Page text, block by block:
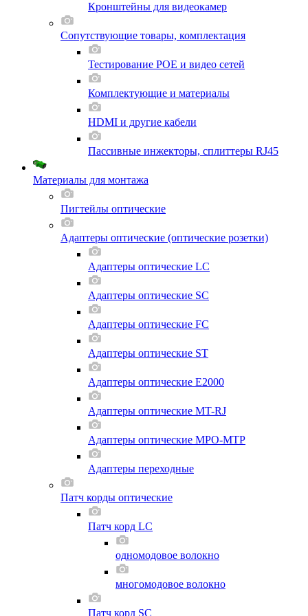
Кронштейны для видеокамер
Сопутствующие товары, комплектация
Тестирование POE и видео сетей
Комплектующие и материалы
HDMI и другие кабели
Пассивные инжекторы, сплиттеры RJ45
Материалы для монтажа
Пигтейлы оптические
Адаптеры оптические (оптические розетки)
Адаптеры оптические LC
Адаптеры оптические SC
Адаптеры оптические FC
Адаптеры оптические ST
Адаптеры оптические E2000
Адаптеры оптические MT-RJ
Адаптеры оптические MPO-MTP
Адаптеры переходные
Патч корды оптические
Патч корд LC
одномодовое волокно
многомодовое волокно
Патч корд SC